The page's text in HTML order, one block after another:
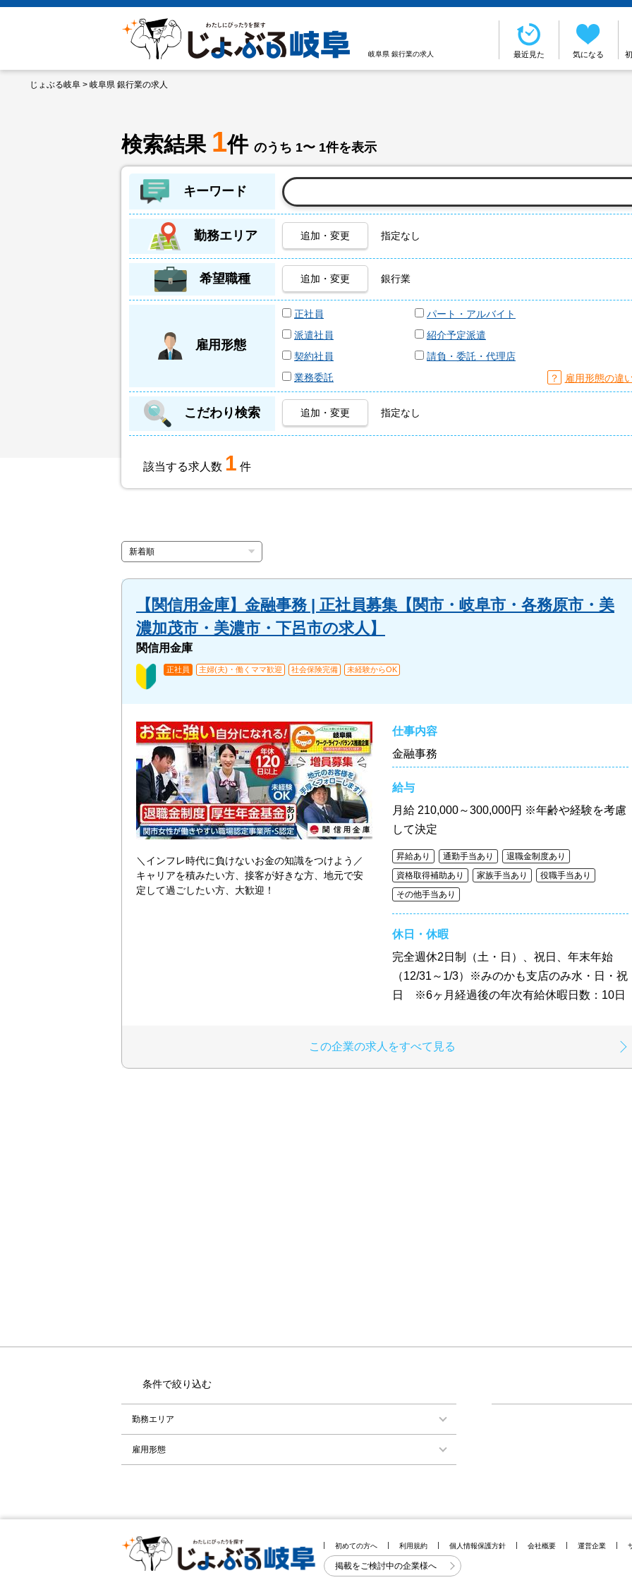
岐阜県 銀行業の求人 最近見た 気になる
じょぶる岐阜 > 岐阜県 銀行業の求人
検索結果 1件 のうち 1〜 1件を表示
キーワード
勤務エリア 追加・変更 指定なし
希望職種 追加・変更 銀行業
雇用形態
正社員
パート・アルバイト
派遣社員
紹介予定派遣
契約社員
請負・委託・代理店
業務委託
？ 雇用形態の違
こだわり検索 追加・変更 指定なし
該当する求人数 1 件
【関信用金庫】金融事務 | 正社員募集【関市・岐阜市・各務原市・美
濃加茂市・美濃市・下呂市の求人】
関信用金庫
正社員 主婦(夫)・働くママ歓迎 社会保険完備 未経験からOK
＼インフレ時代に負けないお金の知識をつけよう／
キャリアを積みたい方、接客が好きな方、地元で安
定して過ごしたい方、大歓迎！
仕事内容
金融事務
給与
月給 210,000～300,000円 ※年齢や経験を考慮
して決定
昇給あり 通勤手当あり
退職金制度あり
資格取得補助あり
家族手当あり
役職手当あり
その他手当あり
休日・休暇
完全週休2日制（土・日）、祝日、年末年始
（12/31～1/3）※みのかも支店のみ水・日・祝
日 ※6ヶ月経過後の年次有給休暇日数：10日
この企業の求人をすべて見る
条件で絞り込む
勤務エリア
雇用形態
初めての方へ 利用規約 個人情報保護方針 会社概要 運営企業
掲載をご検討中の企業様へ